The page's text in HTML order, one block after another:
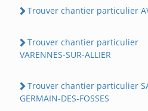
Trouver chantier particulier
Trouver chantier particulier
VARENNES-SUR-ALLIER
Trouver chantier particulier
GERMAIN-DES-FOSSES